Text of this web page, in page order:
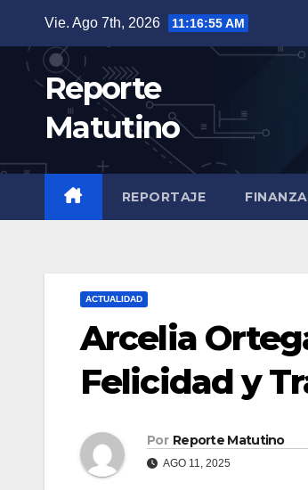
contenido
Vie. Ago 7th, 2026 11:16:57 AM
Reporte
Matutino
REPORTAJE
ACTUALIDAD
Arcelia
Felicidad y
Por Reporte Matutino
AGO 11, 2025